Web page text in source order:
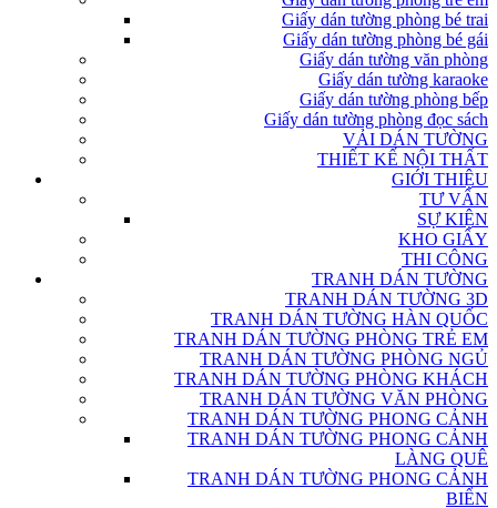
Giấy dán tường phòng bé trai
Giấy dán tường phòng bé gái
Giấy dán tường văn phòng
Giấy dán tường karaoke
Giấy dán tường phòng bếp
Giấy dán tường phòng đọc sách
VẢI DÁN TƯỜNG
THIẾT KẾ NỘI THẤT
GIỚI THIỆU
TƯ VẤN
SỰ KIỆN
KHO GIẤY
THI CÔNG
TRANH DÁN TƯỜNG
TRANH DÁN TƯỜNG 3D
TRANH DÁN TƯỜNG HÀN QUỐC
TRANH DÁN TƯỜNG PHÒNG TRẺ EM
TRANH DÁN TƯỜNG PHÒNG NGỦ
TRANH DÁN TƯỜNG PHÒNG KHÁCH
TRANH DÁN TƯỜNG VĂN PHÒNG
TRANH DÁN TƯỜNG PHONG CẢNH
TRANH DÁN TƯỜNG PHONG CẢNH
LÀNG QUÊ
TRANH DÁN TƯỜNG PHONG CẢNH
BIỂN